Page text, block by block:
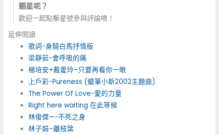
顆星呢？
歡迎一起點擊星號參與評論唷！
延伸閱讀
歌詞-身騎白馬抒情版
梁靜茹-會呼吸的痛
楊培安+戴愛玲–只要再看你一眼
上戶彩-Pureness (蠟筆小新2002主題曲)
The Power Of Love-愛的力量
Right here waiting 在此等候
林俊傑—-不死之身
林子娟–離枝葉